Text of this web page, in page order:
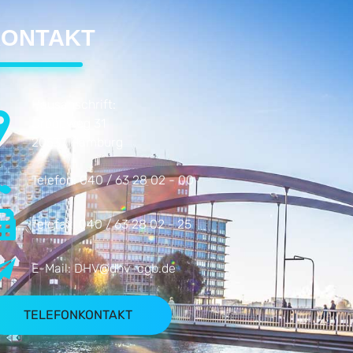
Hausanschrift:
20537 Hamburg
Telefon:040 / 63 28 02 - 00
Telefax: 040 / 63 28 02 - 25
E-Mail:DHV@dhv-cgb.de
TELEFONKONTAKT